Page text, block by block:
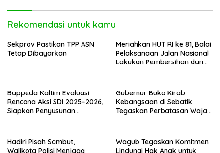
Rekomendasi untuk kamu
Sekprov Pastikan TPP ASN
Tetap Dibayarkan
Meriahkan HUT RI ke 81, Balai
Pelaksanaan Jalan Nasional
Lakukan Pembersihan dan
Bappeda Kaltim Evaluasi
Rencana Aksi SDI 2025–2026,
Siapkan Penyusunan
Gubernur Buka Kirab
Kebangsaan di Sebatik,
Tegaskan Perbatasan Wajah
Hadiri Pisah Sambut,
Walikota Polisi Menjaga
Wagub Tegaskan Komitmen
Lindungi Hak Anak untuk